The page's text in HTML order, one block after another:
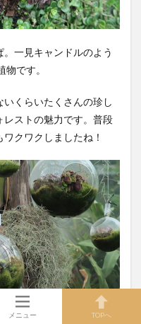
一見キャンドルのよう
です。
くらいたくさんの珍し
レストの魅力です。普段
クワクしましたね！
メニュー TOPへ